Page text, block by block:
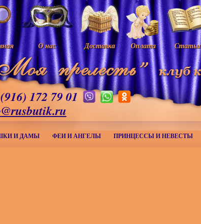
О нас Доставка Оплата Статьи
172 79 01
И ДАМЫ ФЕИ И АНГЕЛЫ ПРИНЦЕССЫ И НЕВЕСТЫ